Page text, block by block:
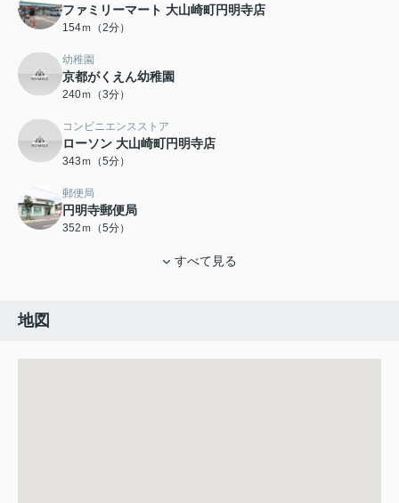
ファミリーマート 大山崎町円明寺店
154ｍ（2分）
幼稚園
京都がくえん幼稚園
240ｍ（3分）
コンビニエンスストア
ローソン 大山崎町円明寺店
343ｍ（5分）
郵便局
円明寺郵便局
352ｍ（5分）
すべて見る
地図